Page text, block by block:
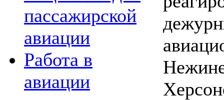
пассажирской
авиации
Работа в
авиации